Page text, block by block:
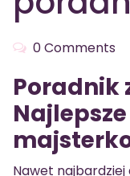
0 Comments
Poradnik
Nawet